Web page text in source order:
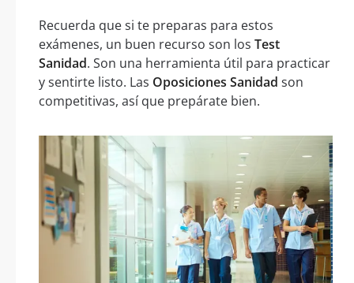
Recuerda que si te preparas para estos
exámenes, un buen recurso son los Test
Sanidad. Son una herramienta útil para practicar
y sentirte listo. Las Oposiciones Sanidad son
competitivas, así que prepárate bien.